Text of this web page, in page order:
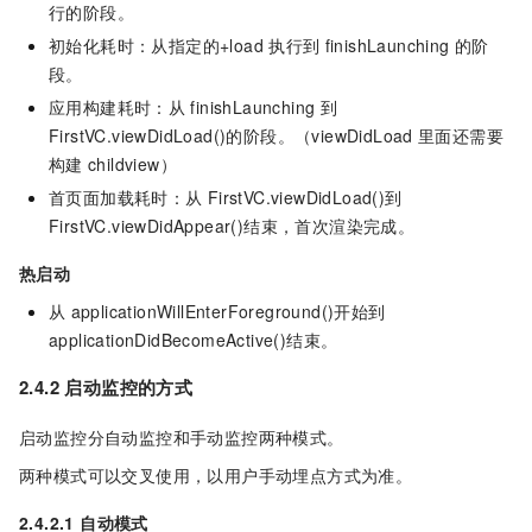
行的阶段。
初始化耗时：从指定的+load 执行到 finishLaunching 的阶
段。
应用构建耗时：从 finishLaunching 到
FirstVC.viewDidLoad()的阶段。（viewDidLoad 里面还需要
构建 childview）
首页面加载耗时：从 FirstVC.viewDidLoad()到
FirstVC.viewDidAppear()结束，首次渲染完成。
热启动
从 applicationWillEnterForeground()开始到
applicationDidBecomeActive()结束。
2.4.2 启动监控的方式
启动监控分自动监控和手动监控两种模式。
两种模式可以交叉使用，以用户手动埋点方式为准。
2.4.2.1 自动模式